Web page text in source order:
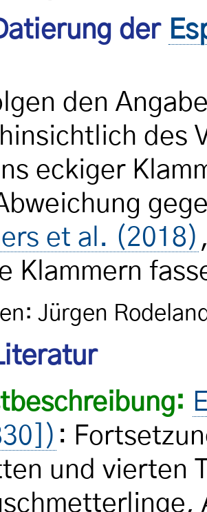
der
den
des
eckiger
et al. (2018)
Klammern
Jürgen
:
und vierten